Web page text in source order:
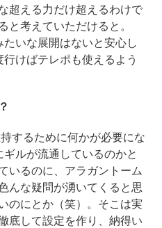
超える力だけ超えるわけで
と考えていただけると。
たいな展開はないと安心し
けばテレポも使えるよう
するために何かが必要にな
ルが流通しているのかと
いるのに、アラガントーム
んな疑問が湧いてくると思
のにとか（笑）。そこは実
底して設定を作り、納得い